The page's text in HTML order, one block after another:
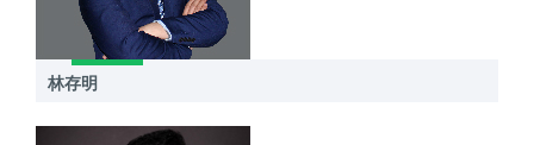
林存明